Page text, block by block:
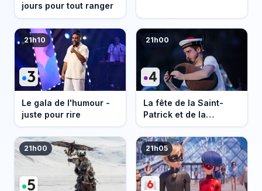
jours pour tout ranger
21h10
Le gala de l'humour -
juste pour rire
21h00
La fête de la Saint-
Patrick et de la
Bretagne
21h00 21h05